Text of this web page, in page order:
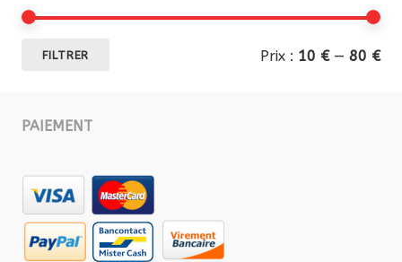
FILTRER Prix : 10 €— 80 €
PAIEMENT